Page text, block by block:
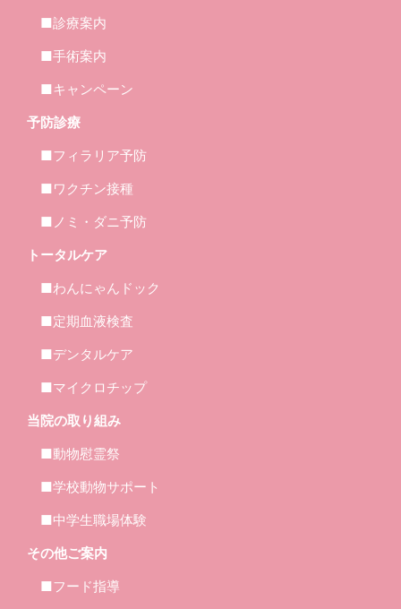
■診療案内
■手術案内
■キャンペーン
予防診療
■フィラリア予防
■ワクチン接種
■ノミ・ダニ予防
トータルケア
■わんにゃんドック
■定期血液検査
■デンタルケア
■マイクロチップ
当院の取り組み
■動物慰霊祭
■学校動物サポート
■中学生職場体験
その他ご案内
■フード指導